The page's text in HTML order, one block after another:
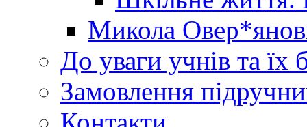
Микола
До уваги учнів та їх
Замовлення